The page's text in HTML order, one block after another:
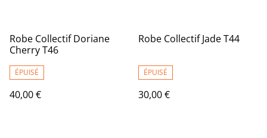
Robe Collectif Doriane
Cherry T46
ÉPUISÉ
40,00 €
Robe Collectif Jade T44
ÉPUISÉ
30,00 €